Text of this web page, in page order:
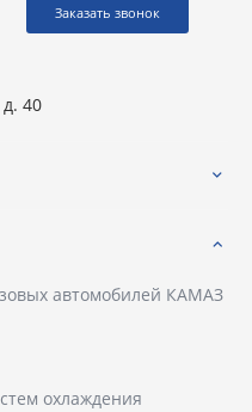
Заказать звонок
40
автомобилей КАМАЗ
охлаждения